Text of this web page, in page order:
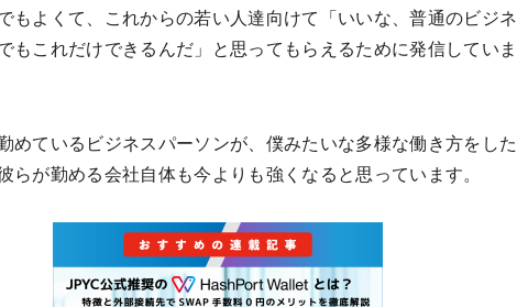
もよくて、これからの若い人達向けて「いいな、普通のビジネ
もこれだけできるんだ」と思ってもらえるために発信していま
めているビジネスパーソンが、僕みたいな多様な働き方をした
らが勤める会社自体も今よりも強くなると思っています。